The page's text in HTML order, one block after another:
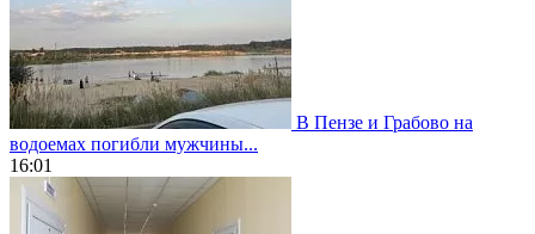
В Пензе и Грабово на
водоемах погибли мужчины...
16:01